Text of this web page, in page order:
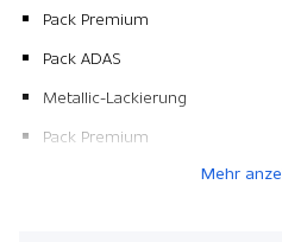
Pack Premium
Pack ADAS
Metallic-Lackierung
Pack Premium
Mehr